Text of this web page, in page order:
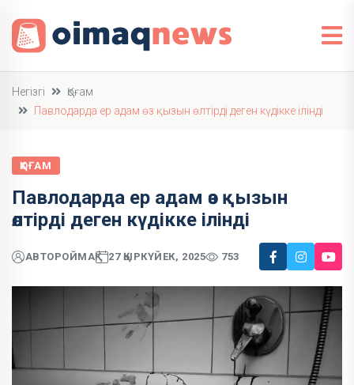
Негізгі
Қоғам
Павлодарда ер адам өз қызын өлтірді деген күдікке ілінді
ҚОҒАМ
Павлодарда ер адам өз қызын
өлтірді деген күдікке ілінді
АВТОРОЙМАҚ 27 ҚЫРКҮЙЕК, 2025 753